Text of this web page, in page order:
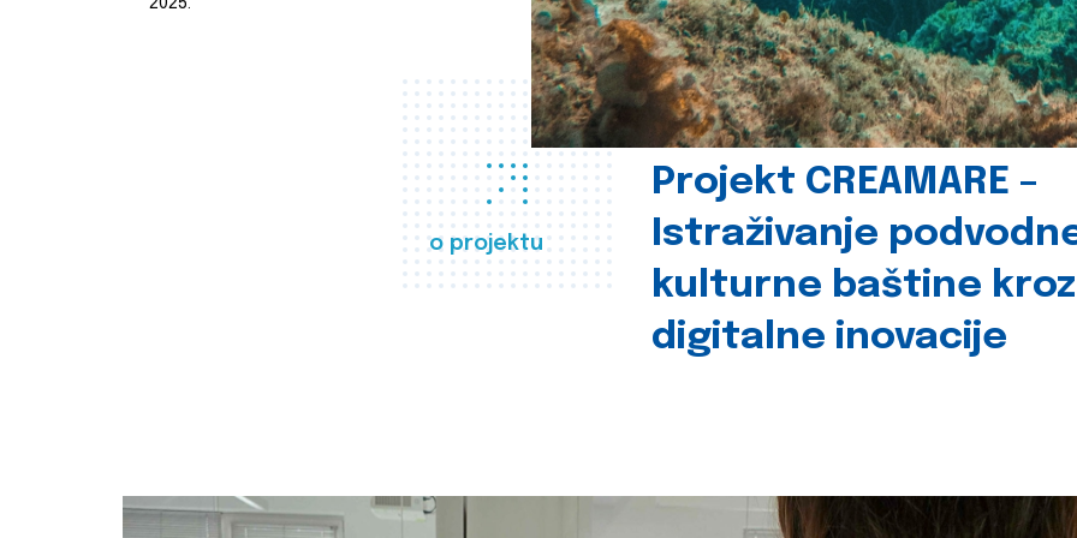
o projektu
Projekt CREAMARE –
Istraživanje
kulturne baštine kroz
digitalne inovacije